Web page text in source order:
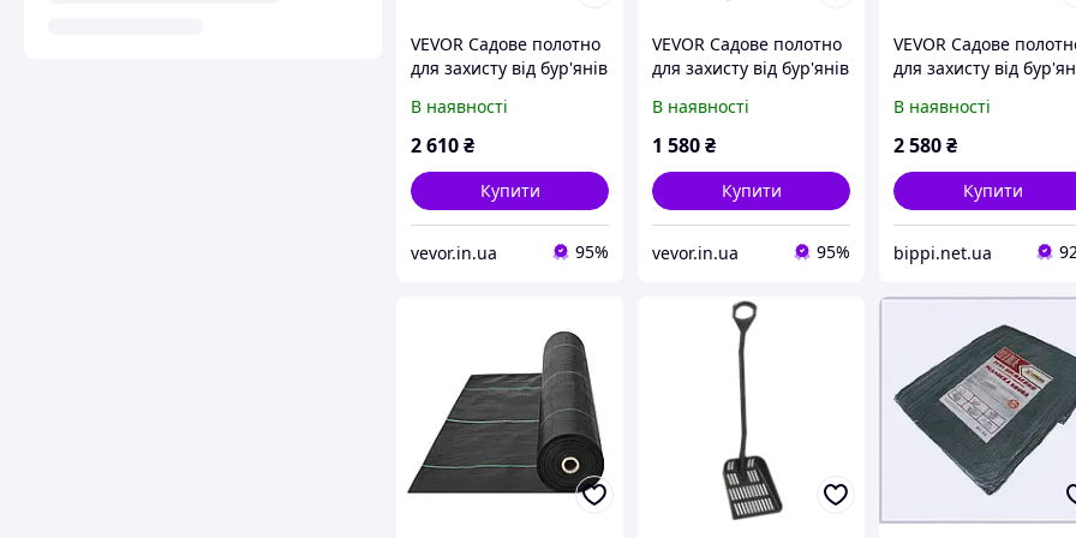
VEVOR Садове полотно
для захисту від бур'янів
тканий
поліпропіленовий
з
В наявності
2 610₴
Купити
vevor.in.ua 95%
VEVOR Садове полотно
для захисту від бур'янів
тканий
поліпропіленовий
В наявності
1 580₴
Купити
vevor.in.ua 95%
VEVOR Садове
для захисту від
тканий
поліпропіленовий
з бур'янами, стійкий
В наявності
2 580₴
Купити
bippi.net.ua